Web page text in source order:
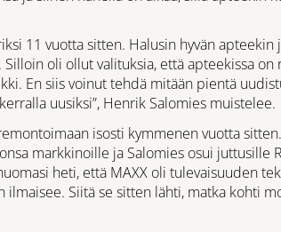
11 vuotta sitten. Halusin hyvän apteekin
oli ollut valituksia, että apteekissa on
En siis voinut tehdä mitään pientä
uusiksi”, Henrik Salomies muistelee.
isosti kymmenen vuotta
markkinoille ja Salomies osui juttusille
heti, että MAXX oli tulevaisuuden
ilmaisee. Siitä se sitten lähti, matka kohti